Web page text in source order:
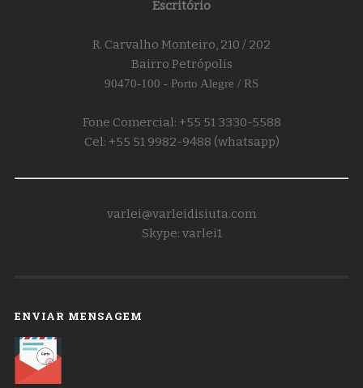
Escritório
R. Carvalho Monteiro, 210 / 202
Bairro Petrópolis
90470-100 - Porto Alegre / RS
Fone Comercial: +55 51 3330-5588
Cel: +55 51 9982-9488 (whatsapp)
varlei@varleidisiuta.com
Skype: varlei1
ENVIAR MENSAGEM